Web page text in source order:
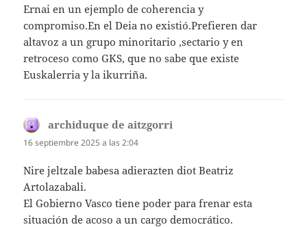
Ernai en un ejemplo de coherencia y
compromiso.En el Deia no existió.Prefieren dar
altavoz a un grupo minoritario ,sectario y en
retroceso como GKS, que no sabe que existe
Euskalerria y la ikurriña.
archiduque de aitzgorri
16 septiembre 2025 a las 2:04
Nire jeltzale babesa adierazten diot Beatriz
Artolazabali.
El Gobierno Vasco tiene poder para frenar esta
situación de acoso a un cargo democrático.